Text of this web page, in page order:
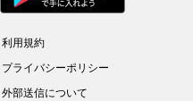
利用規約
プライバシーポリシー
外部送信について